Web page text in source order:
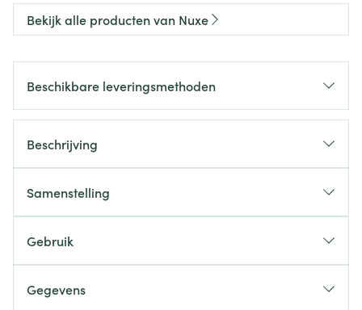
Bekijk alle producten van Nuxe
Beschikbare leveringsmethoden
Beschrijving
Samenstelling
Gebruik
Gegevens